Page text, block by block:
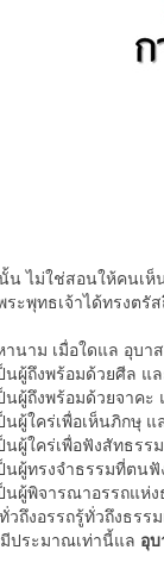
ไม่ใช่สอนให้คนเห็
ะพุทธเจ้าได้ทรงตรัส
นาม เมื่อใดแล อุบา
นผู้ถึงพร้อมด้วยศีล
นผู้ถึงพร้อมด้วยจาค
นผู้ใคร่เพื่อเห็นภิกษุ
นผู้ใคร่เพื่อฟังสัทธร
นผู้ทรงจำธรรมที่ตน
นผู้พิจารณาอรรถแ
วถึงอรรถรู้ทั่วถึงธร
ประมาณเท่านี้แล อุ